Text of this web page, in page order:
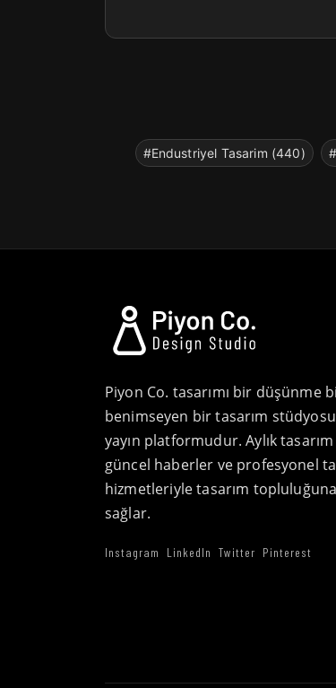
#Endustriyel Tasarim (440)
Piyon Co. tasarımı bir düşünme
benimseyen bir tasarım
yayın platformudur. Aylık
güncel haberler ve profesyonel
hizmetleriyle tasarım topluluğuna
sağlar.
Instagram LinkedIn Twitter Pinterest